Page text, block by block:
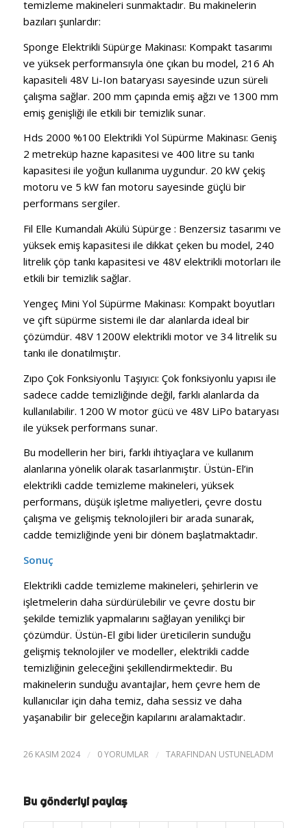
temizleme makineleri sunmaktadır. Bu makinelerin
bazıları şunlardır:
Sponge Elektrikli Süpürge Makinası: Kompakt tasarımı
ve yüksek performansıyla öne çıkan bu model, 216 Ah
kapasiteli 48V Li-Ion bataryası sayesinde uzun süreli
çalışma sağlar. 200 mm çapında emiş ağzı ve 1300 mm
emiş genişliği ile etkili bir temizlik sunar.
Hds 2000 %100 Elektrikli Yol Süpürme Makinası: Geniş
2 metreküp hazne kapasitesi ve 400 litre su tankı
kapasitesi ile yoğun kullanıma uygundur. 20 kW çekiş
motoru ve 5 kW fan motoru sayesinde güçlü bir
performans sergiler.
Fil Elle Kumandalı Akülü Süpürge : Benzersiz tasarımı ve
yüksek emiş kapasitesi ile dikkat çeken bu model, 240
litrelik çöp tankı kapasitesi ve 48V elektrikli motorları ile
etkili bir temizlik sağlar.
Yengeç Mini Yol Süpürme Makinası: Kompakt boyutları
ve çift süpürme sistemi ile dar alanlarda ideal bir
çözümdür. 48V 1200W elektrikli motor ve 34 litrelik su
tankı ile donatılmıştır.
Zıpo Çok Fonksiyonlu Taşıyıcı: Çok fonksiyonlu yapısı ile
sadece cadde temizliğinde değil, farklı alanlarda da
kullanılabilir. 1200 W motor gücü ve 48V LiPo bataryası
ile yüksek performans sunar.
Bu modellerin her biri, farklı ihtiyaçlara ve kullanım
alanlarına yönelik olarak tasarlanmıştır. Üstün-El’in
elektrikli cadde temizleme makineleri, yüksek
performans, düşük işletme maliyetleri, çevre dostu
çalışma ve gelişmiş teknolojileri bir arada sunarak,
cadde temizliğinde yeni bir dönem başlatmaktadır.
Sonuç
Elektrikli cadde temizleme makineleri, şehirlerin ve
işletmelerin daha sürdürülebilir ve çevre dostu bir
şekilde temizlik yapmalarını sağlayan yenilikçi bir
çözümdür. Üstün-El gibi lider üreticilerin sunduğu
gelişmiş teknolojiler ve modeller, elektrikli cadde
temizliğinin geleceğini şekillendirmektedir. Bu
makinelerin sunduğu avantajlar, hem çevre hem de
kullanıcılar için daha temiz, daha sessiz ve daha
yaşanabilir bir geleceğin kapılarını aralamaktadır.
26 KASIM 2024 / 0 YORUMLAR / TARAFINDAN USTUNELADM
Bu gönderiyi paylaş